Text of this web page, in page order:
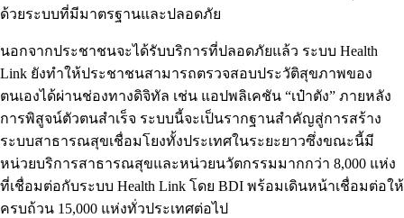
ด้วยระบบที่มีมาตรฐานและปลอดภัย
นอกจากประชาชนจะได้รับบริการที่ปลอดภัยแล้ว ระบบ Health
Link ยังทำให้ประชาชนสามารถตรวจสอบประวัติสุขภาพของ
ตนเองได้ผ่านช่องทางดิจิทัล เช่น แอปพลิเคชัน “เป๋าตัง” ภายหลัง
การพิสูจน์ตัวตนสำเร็จ ระบบนี้จะเป็นรากฐานสำคัญสู่การสร้าง
ระบบสาธารณสุขเชื่อมโยงทั้งประเทศในระยะยาวซึ่งขณะนี้มี
หน่วยบริการสาธารณสุขและหน่วยนวัตกรรมมากกว่า 8,000 แห่ง
ที่เชื่อมต่อกับระบบ Health Link โดย BDI พร้อมเดินหน้าเชื่อมต่อให้
ครบถ้วน 15,000 แห่งทั่วประเทศต่อไป